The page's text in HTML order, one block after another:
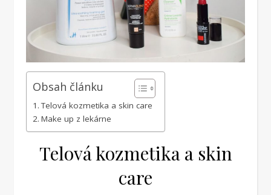
Obsah článku
Telová kozmetika a skin care
Make up z lekárne
Telová kozmetika a skin
care